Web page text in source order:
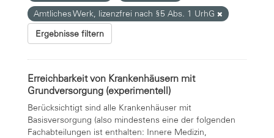
Amtliches Werk, lizenzfrei nach §5 Abs. 1 UrhG
Ergebnisse filtern
Erreichbarkeit von Krankenhäusern mit
Grundversorgung (experimentell)
Berücksichtigt sind alle Krankenhäuser mit
Basisversorgung (also mindestens eine der folgenden
Fachabteilungen ist enthalten: Innere Medizin,